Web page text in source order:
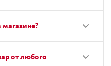
от любого